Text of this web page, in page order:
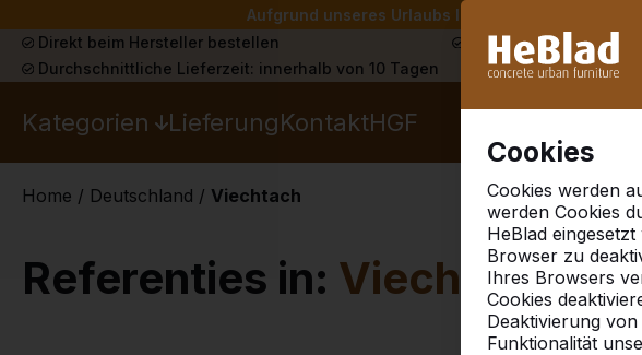
Aufgrund unseres Urlaubs liefern wir von Woche
Cookies
Cookies werden
werden Cookies
HeBlad
Browser zu
Ihres Browsers
Cookies
Deaktivierung
Funktionalität
Direkt beim Hersteller bestellen
Schon mehr als
Durchschnittliche Lieferzeit: innerhalb von 10 Tagen
Kategorien LieferungKontaktHGF
Home / Deutschland / Viechtach
Referenties in: Viechtach